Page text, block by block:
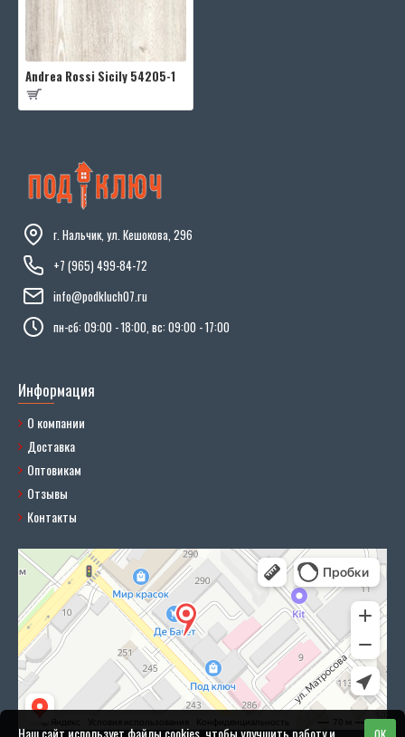
Andrea Rossi Sicily 54205-1
г. Нальчик, ул. Кешокова, 296
+7 (965) 499-84-72
info@podkluch07.ru
пн-сб: 09:00 - 18:00, вс: 09:00 - 17:00
Информация
О компании
Доставка
Оптовикам
Отзывы
Контакты
Наш сайт использует файлы cookies, чтобы улучшить работу и